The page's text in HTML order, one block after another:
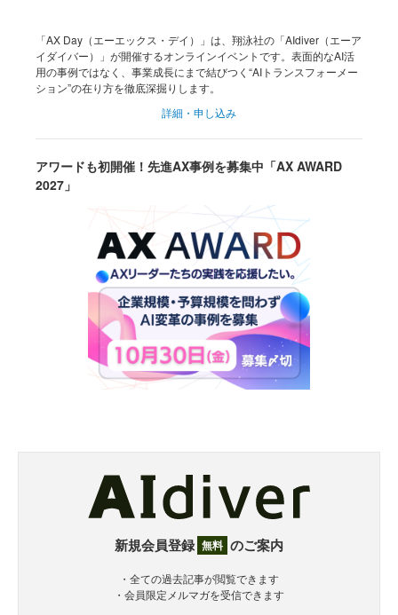
「AX Day（エーエックス・デイ）」は、翔泳社の「AIdiver（エーア
イダイバー）」が開催するオンラインイベントです。表面的なAI活
用の事例ではなく、事業成長にまで結びつく“AIトランスフォーメー
ション”の在り方を徹底深掘りします。
詳細・申し込み
アワードも初開催！先進AX事例を募集中「AX AWARD
2027」
新規会員登録 無料 のご案内
・全ての過去記事が閲覧できます
・会員限定メルマガを受信できます